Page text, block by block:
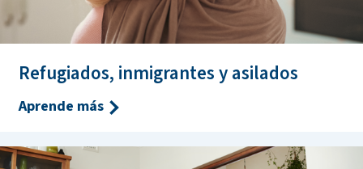
Refugiados, inmigrantes y asilados
Aprende más